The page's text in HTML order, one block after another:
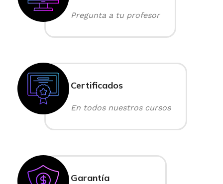
Pregunta a tu profesor
Certificados
En todos nuestros cursos
Garantía